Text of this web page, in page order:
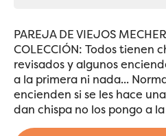
PAREJA DE VIEJOS
COLECCIÓN: Todos tienen
revisados y algunos
a la primera ni nada...
encienden si se les hace
dan chispa no los pongo a